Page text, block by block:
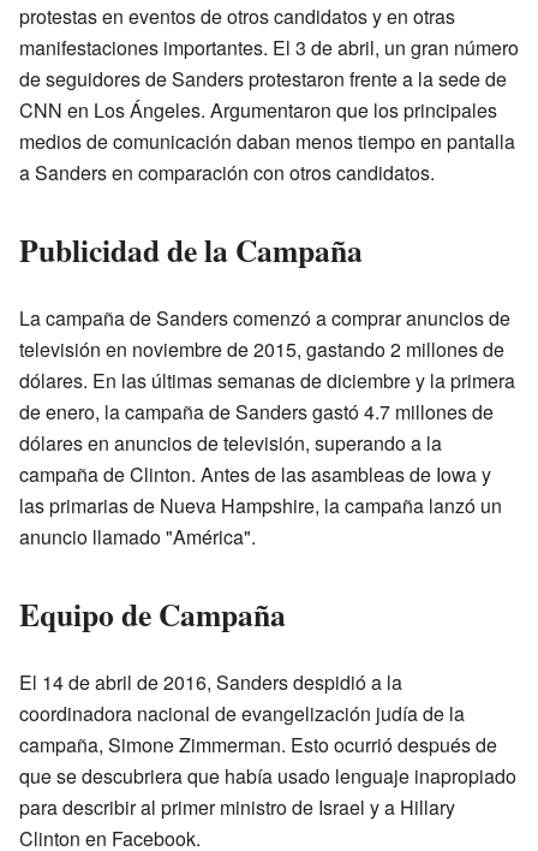
protestas en eventos de otros candidatos y en otras
manifestaciones importantes. El 3 de abril, un gran número
de seguidores de Sanders protestaron frente a la sede de
CNN en Los Ángeles. Argumentaron que los principales
medios de comunicación daban menos tiempo en pantalla
a Sanders en comparación con otros candidatos.
Publicidad de la Campaña
La campaña de Sanders comenzó a comprar anuncios de
televisión en noviembre de 2015, gastando 2 millones de
dólares. En las últimas semanas de diciembre y la primera
de enero, la campaña de Sanders gastó 4.7 millones de
dólares en anuncios de televisión, superando a la
campaña de Clinton. Antes de las asambleas de Iowa y
las primarias de Nueva Hampshire, la campaña lanzó un
anuncio llamado "América".
Equipo de Campaña
El 14 de abril de 2016, Sanders despidió a la
coordinadora nacional de evangelización judía de la
campaña, Simone Zimmerman. Esto ocurrió después de
que se descubriera que había usado lenguaje inapropiado
para describir al primer ministro de Israel y a Hillary
Clinton en Facebook.